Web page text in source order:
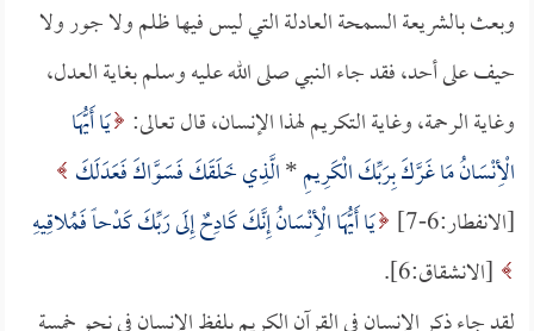
وبعث بالشريعة السمحة العادلة التي ليس فيها ظلم ولا جور ولا
حيف على أحد، فقد جاء النبي صلى الله عليه وسلم بغاية العدل،
وغاية الرحمة، وغاية التكريم لهذا الإنسان، قال تعالى: يَا أَيُّهَا
الْأِنْسَانُ مَا غَرَّكَ بِرَبِّكَ الْكَرِيمِ*الَّذِي خَلَقَكَ فَسَوَّاكَ فَعَدَلَكَ
[الانفطار:6-7]
يَا أَيُّهَا الْأِنْسَانُ إِنَّكَ كَادِحٌ إِلَى رَبِّكَ كَدْحاً فَمُلاقِيهِ
[الانشقاق:6].